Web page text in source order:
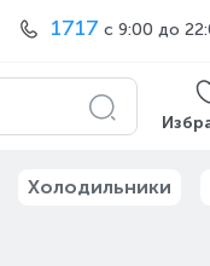
1717 с 9:00 до
Холодильники